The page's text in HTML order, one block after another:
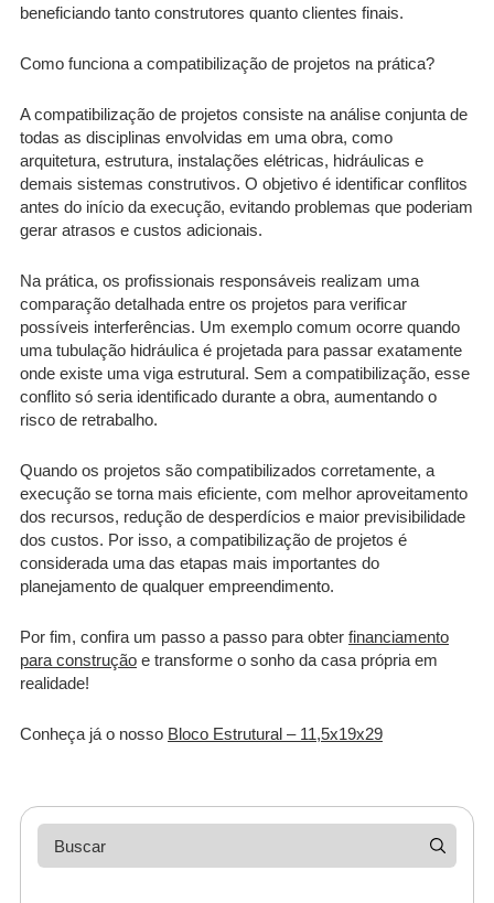
beneficiando tanto construtores quanto clientes finais.
Como funciona a compatibilização de projetos na prática?
A compatibilização de projetos consiste na análise conjunta de
todas as disciplinas envolvidas em uma obra, como
arquitetura, estrutura, instalações elétricas, hidráulicas e
demais sistemas construtivos. O objetivo é identificar conflitos
antes do início da execução, evitando problemas que poderiam
gerar atrasos e custos adicionais.
Na prática, os profissionais responsáveis realizam uma
comparação detalhada entre os projetos para verificar
possíveis interferências. Um exemplo comum ocorre quando
uma tubulação hidráulica é projetada para passar exatamente
onde existe uma viga estrutural. Sem a compatibilização, esse
conflito só seria identificado durante a obra, aumentando o
risco de retrabalho.
Quando os projetos são compatibilizados corretamente, a
execução se torna mais eficiente, com melhor aproveitamento
dos recursos, redução de desperdícios e maior previsibilidade
dos custos. Por isso, a compatibilização de projetos é
considerada uma das etapas mais importantes do
planejamento de qualquer empreendimento.
Por fim, confira um passo a passo para obter financiamento
para construção e transforme o sonho da casa própria em
realidade!
Conheça já o nosso Bloco Estrutural – 11,5x19x29